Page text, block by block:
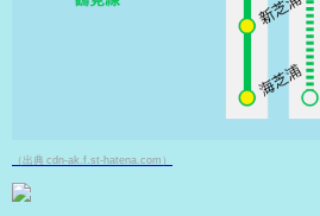
（出典 cdn-ak.f.st-hatena.com）